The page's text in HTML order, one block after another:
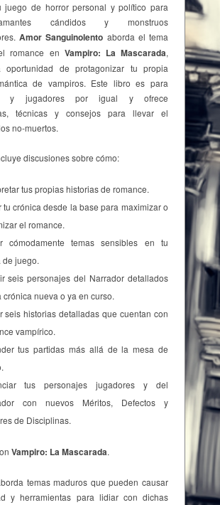
juego de horror personal y político para
cándidos y monstruos
Amor Sanguinolento aborda el tema
romance en Vampiro: La Mascarada,
oportunidad de protagonizar tu propia
de vampiros. Este libro es para
y jugadores por igual y ofrece
técnicas y consejos para llevar el
no-muertos.
discusiones sobre cómo:
tus propias historias de romance.
tu crónica desde la base para maximizar o
el romance.
cómodamente temas sensibles en tu
de juego.
seis personajes del Narrador detallados
crónica nueva o ya en curso.
seis historias detalladas que cuentan con
vampírico.
tus partidas más allá de la mesa de
tus personajes jugadores y del
con nuevos Méritos, Defectos y
de Disciplinas.
Vampiro: La Mascarada.
temas maduros que pueden causar
y herramientas para lidiar con dichas